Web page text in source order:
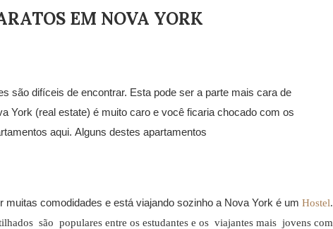
EM NOVA YORK
são difíceis de encontrar. Esta pode ser a parte mais cara de
York (real estate) é muito caro e você ficaria chocado com os
aqui. Alguns destes apartamentos
muitas comodidades e está viajando sozinho a Nova York é um Hostel.
são populares entre os estudantes e os viajantes mais jovens com